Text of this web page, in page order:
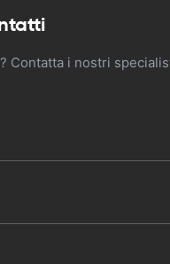
Contatta i nostri